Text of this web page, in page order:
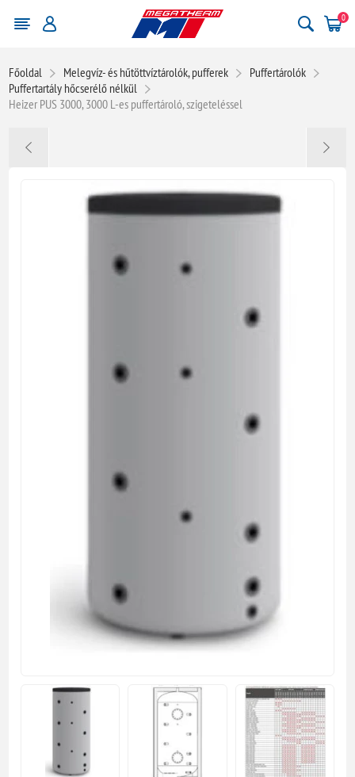
0
Főoldal Melegvíz- és hűtöttvíztárolók, pufferek
Puffertárolók
Puffertartály hőcserélő nélkül
Heizer PUS 3000, 3000 L-es puffertároló, szigeteléssel